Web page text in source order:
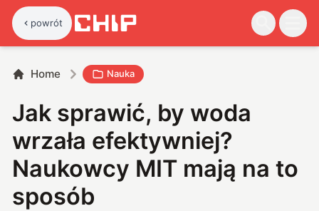
powrót
Home Nauka
Jak sprawić, by woda
wrzała efektywniej?
Naukowcy MIT mają na to
sposób